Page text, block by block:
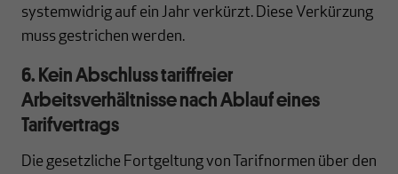
systemwidrig auf ein Jahr verkürzt. Diese Verkürzung
muss gestrichen werden.
6. Kein Abschluss tariffreier
Arbeitsverhältnisse nach Ablauf eines
Tarifvertrags
Die gesetzliche Fortgeltung von Tarifnormen über den